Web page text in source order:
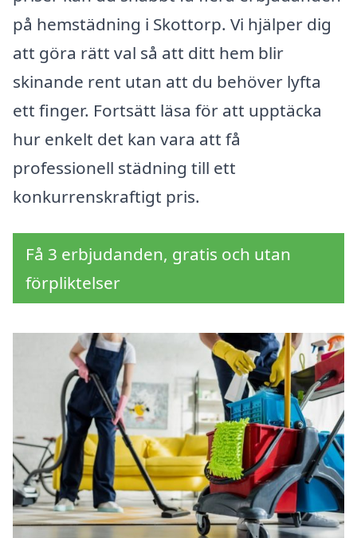
på hemstädning i Skottorp. Vi hjälper dig
att göra rätt val så att ditt hem blir
skinande rent utan att du behöver lyfta
ett finger. Fortsätt läsa för att upptäcka
hur enkelt det kan vara att få
professionell städning till ett
konkurrenskraftigt pris.
Få 3 erbjudanden, gratis och utan
förpliktelser